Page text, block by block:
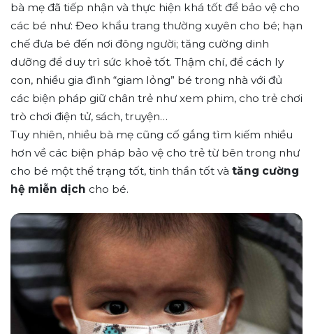
bà mẹ đã tiếp nhận và thực hiện khá tốt để bảo vệ cho
các bé như: Đeo khẩu trang thường xuyên cho bé; hạn
chế đưa bé đến nơi đông người; tăng cường dinh
dưỡng để duy trì sức khoẻ tốt. Thậm chí, để cách ly
con, nhiều gia đình “giam lỏng” bé trong nhà với đủ
các biện pháp giữ chân trẻ như xem phim, cho trẻ chơi
trò chơi điện tử, sách, truyện…
Tuy nhiên, nhiều bà mẹ cũng cố gắng tìm kiếm nhiều
hơn về các biện pháp bảo vệ cho trẻ từ bên trong như
cho bé một thể trạng tốt, tinh thần tốt và tăng cường
hệ miễn dịch cho bé.